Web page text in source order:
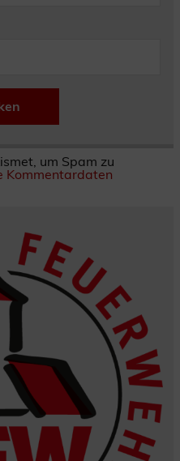
um Spam zu
Kommentardaten